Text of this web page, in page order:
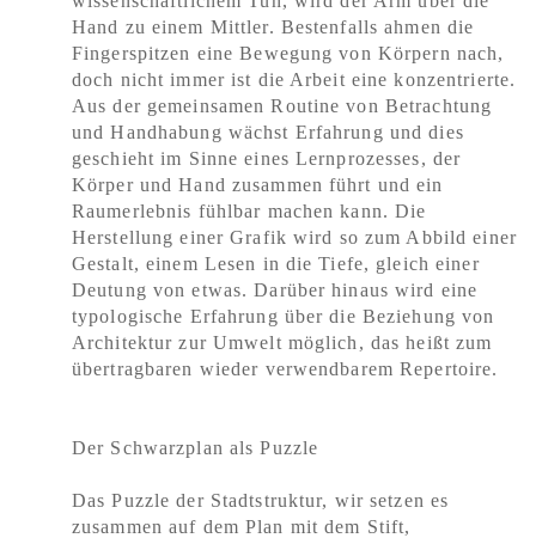
Hand zu einem Mittler. Bestenfalls ahmen die
Fingerspitzen eine Bewegung von Körpern nach,
doch nicht immer ist die Arbeit eine konzentrierte.
Aus der gemeinsamen Routine von Betrachtung
und Handhabung wächst Erfahrung und dies
geschieht im Sinne eines Lernprozesses, der
Körper und Hand zusammen führt und ein
Raumerlebnis fühlbar machen kann. Die
Herstellung einer Grafik wird so zum Abbild einer
Gestalt, einem Lesen in die Tiefe, gleich einer
Deutung von etwas. Darüber hinaus wird eine
typologische Erfahrung über die Beziehung von
Architektur zur Umwelt möglich, das heißt zum
übertragbaren wieder verwendbarem Repertoire.
Der Schwarzplan als Puzzle
Das Puzzle der Stadtstruktur, wir setzen es
zusammen auf dem Plan mit dem Stift,